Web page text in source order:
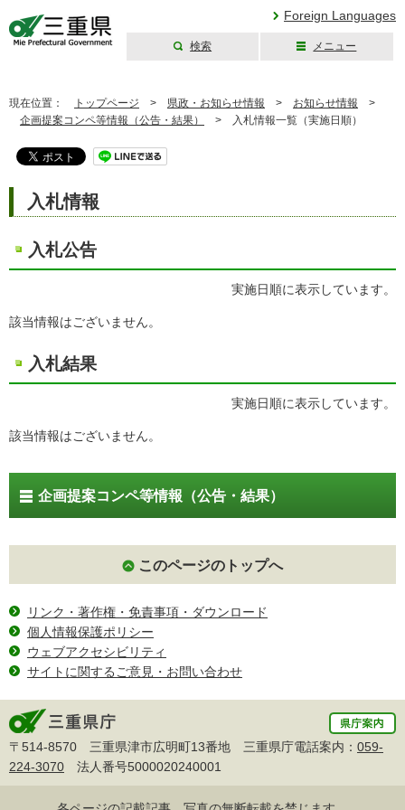
Foreign Languages
検索 メニュー
現在位置： トップページ > 県政・お知らせ情報 > お知らせ情報 >
企画提案コンペ等情報（公告・結果）
> 入札情報一覧（実施日順）
入札情報
入札公告
実施日順に表示しています。
該当情報はございません。
入札結果
実施日順に表示しています。
該当情報はございません。
企画提案コンペ等情報（公告・結果）
このページのトップへ
リンク・著作権・免責事項・ダウンロード
個人情報保護ポリシー
ウェブアクセシビリティ
サイトに関するご意見・お問い合わせ
〒514-8570 三重県津市広明町13番地 三重県庁電話案内： 059-
224-3070 法人番号5000020240001